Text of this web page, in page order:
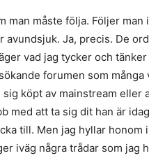
man måste följa. Följer man
Ja, precis. De
vad jag tycker och
forumen som många
köpt av mainstream eller
med att ta sig dit han är
till. Men jag hyllar honom
iväg några trådar som jag